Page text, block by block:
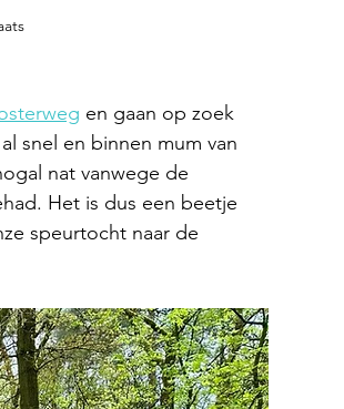
en gaan op zoek
snel en binnen mum van
nat vanwege de
Het is dus een beetje
speurtocht naar de